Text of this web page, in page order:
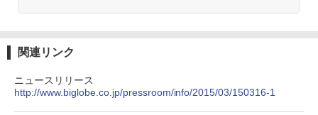
関連リンク
ニュースリリース
http://www.biglobe.co.jp/pressroom/info/2015/03/150316-1